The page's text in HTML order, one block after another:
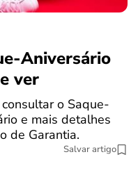
Aniversário
ver
o Saque-
e mais detalhes
de Garantia.
Salvar artigo